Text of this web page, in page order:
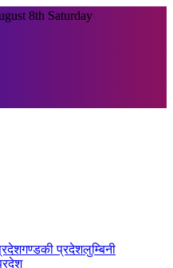
8th Saturday
गण्डकी प्रदेशलुम्बिनी